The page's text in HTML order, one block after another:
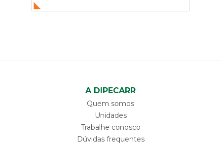
A DIPECARR
Quem somos
Unidades
Trabalhe conosco
Dúvidas frequentes